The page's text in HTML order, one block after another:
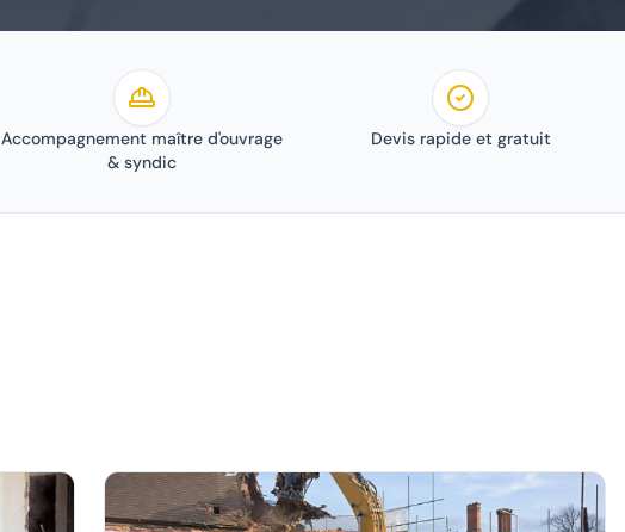
Accompagnement maître d'ouvrage
& syndic
Devis rapide et gratuit